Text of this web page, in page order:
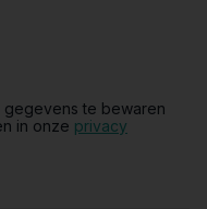
gegevens te bewaren
in onze privacy